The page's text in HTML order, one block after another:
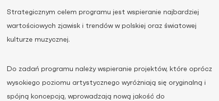
Strategicznym celem programu jest wspieranie najbardziej
wartościowych zjawisk i trendów w polskiej oraz światowej
kulturze muzycznej.
Do zadań programu należy wspieranie projektów, które oprócz
wysokiego poziomu artystycznego wyróżniają się oryginalną i
spójną koncepcją, wprowadzają nową jakość do